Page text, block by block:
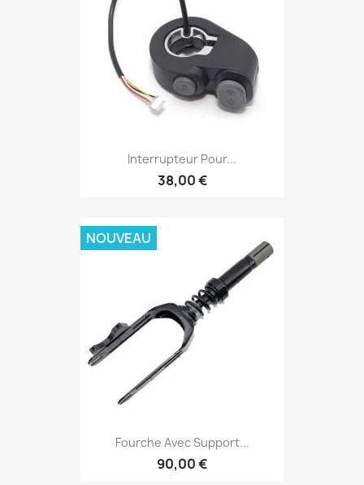
Interrupteur Pour...
38,00 €
Fourche Avec Support...
90,00 €
NOUVEAU